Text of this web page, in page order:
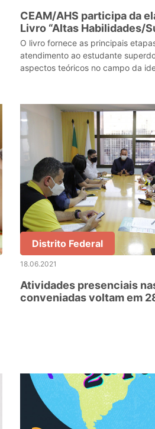
CEAM/AHS participa da
Livro “Altas Habilidades/
O livro fornece as principais
atendimento ao estudante
aspectos teóricos no campo da
Distrito Federal
18.06.2021
Atividades presenciais
conveniadas voltam em